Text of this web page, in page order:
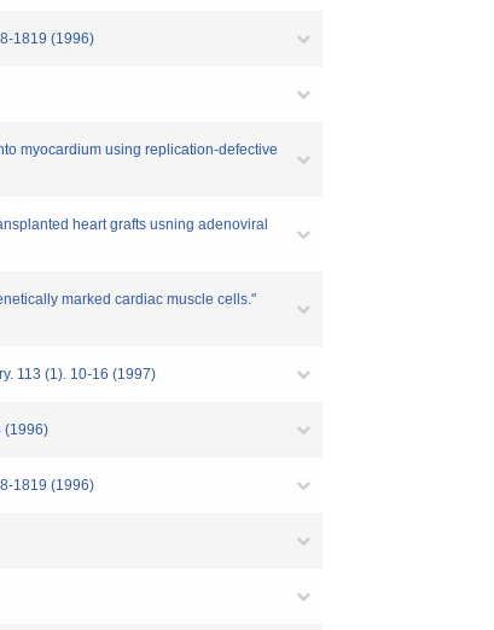
1819 (1996)
myocardium using replication-defective
heart grafts usning adenoviral
marked cardiac muscle cells."
113 (1). 10-16 (1997)
(1996)
1819 (1996)